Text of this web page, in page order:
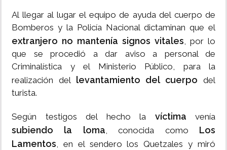
Al llegar al lugar el equipo de ayuda del cuerpo de
Bomberos y la Policía Nacional dictaminan que el
extranjero no mantenía signos vitales, por lo
que se procedió a dar aviso a personal de
Criminalística y el Ministerio Público, para la
realización del levantamiento del cuerpo del
turista.
Según testigos del hecho la víctima venía
subiendo la loma, conocida como Los
Lamentos, en el sendero los Quetzales y miró